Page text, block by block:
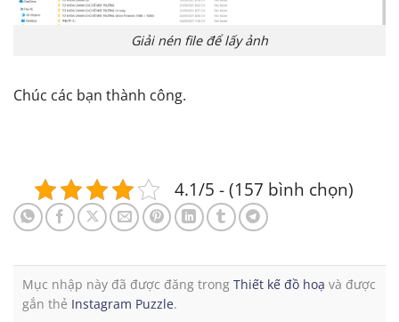
Giải nén file để lấy ảnh
Chúc các bạn thành công.
4.1/5 - (157 bình chọn)
Mục nhập này đã được đăng trong Thiết kế đồ hoạ và được
gắn thẻ Instagram Puzzle.